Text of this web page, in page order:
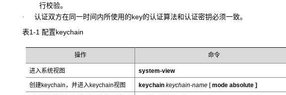
行校验。
· 认证双方在同一时间内所使用的key的认证算法和认证密钥必须一致。
表1-1 配置keychain
操作 命令
进入系统视图 system-view
创建keychain，并进入keychain视图 keychainkeychain-name [modeabsolute ]